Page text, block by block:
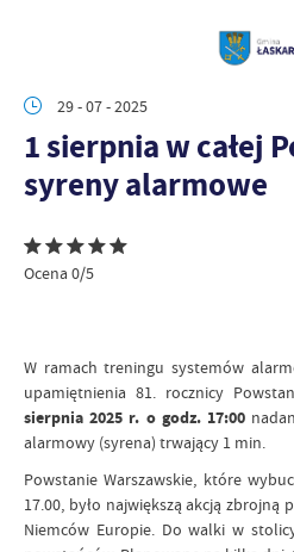
29 - 07 - 2025
1 sierpnia w całej
syreny alarmowe
Ocena 0/5
W ramach treningu systemów
upamiętnienia 81. rocznicy
sierpnia 2025 r. o godz. 17:00
alarmowy (syrena) trwający 1 min.
Powstanie Warszawskie, które
17.00, było największą akcją
Niemców Europie. Do walki w